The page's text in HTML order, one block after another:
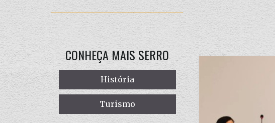
CONHEÇA MAIS SERRO
História
Turismo